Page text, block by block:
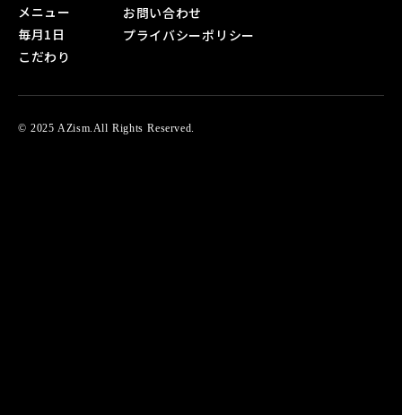
メニュー
毎月1日
こだわり
お問い合わせ
プライバシーポリシー
© 2025 AZism.All Rights Reserved.